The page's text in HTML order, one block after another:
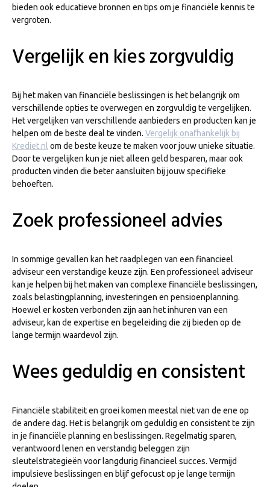
bieden ook educatieve bronnen en tips om je financiële kennis te
vergroten.
Vergelijk en kies zorgvuldig
Bij het maken van financiële beslissingen is het belangrijk om
verschillende opties te overwegen en zorgvuldig te vergelijken.
Het vergelijken van verschillende aanbieders en producten kan je
helpen om de beste deal te vinden. Vergelijk onafhankelijk bij
Krediet.nl om de beste keuze te maken voor jouw unieke situatie.
Door te vergelijken kun je niet alleen geld besparen, maar ook
producten vinden die beter aansluiten bij jouw specifieke
behoeften.
Zoek professioneel advies
In sommige gevallen kan het raadplegen van een financieel
adviseur een verstandige keuze zijn. Een professioneel adviseur
kan je helpen bij het maken van complexe financiële beslissingen,
zoals belastingplanning, investeringen en pensioenplanning.
Hoewel er kosten verbonden zijn aan het inhuren van een
adviseur, kan de expertise en begeleiding die zij bieden op de
lange termijn waardevol zijn.
Wees geduldig en consistent
Financiële stabiliteit en groei komen meestal niet van de ene op
de andere dag. Het is belangrijk om geduldig en consistent te zijn
in je financiële planning en beslissingen. Regelmatig sparen,
verantwoord lenen en verstandig beleggen zijn
sleutelstrategieën voor langdurig financieel succes. Vermijd
impulsieve beslissingen en blijf gefocust op je lange termijn